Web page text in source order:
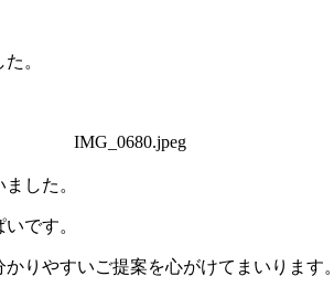
。
した。
です。
りやすいご提案を心がけてまいります。